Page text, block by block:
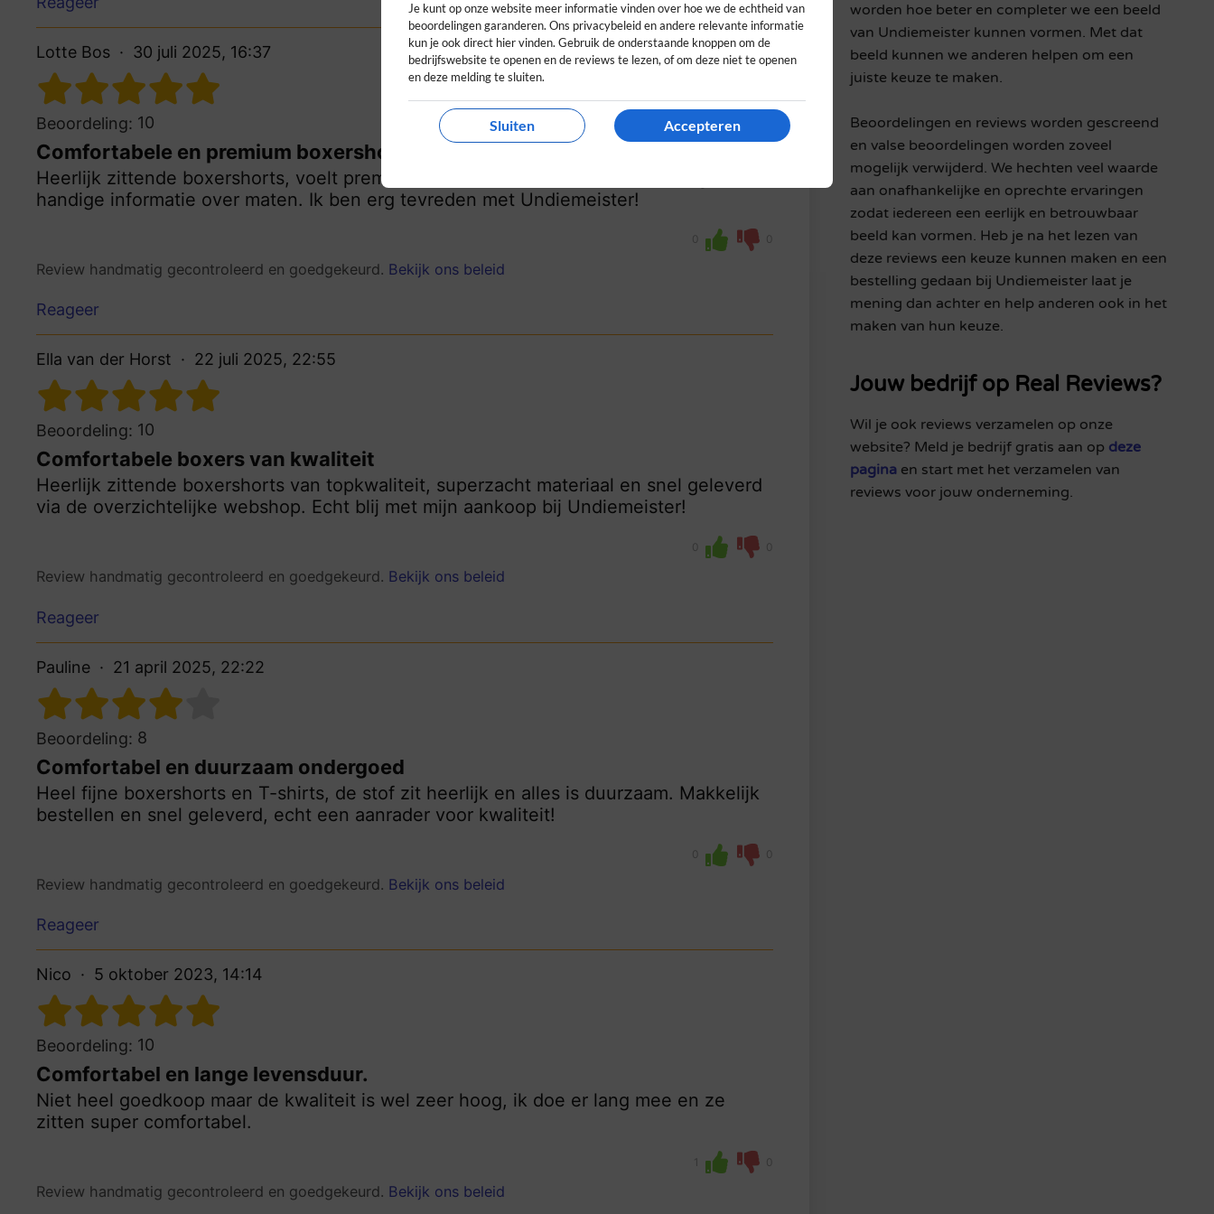
Lotte Bos 30 juli 2025, 16:37
Beoordeling: 10
Comfortabele en premium boxershorts
Heerlijk zittende boxershorts, voelt premium aan en duurzaam. Snelle levering en
handige informatie over maten. Ik ben erg tevreden met Undiemeister!
0 0
Review handmatig gecontroleerd en goedgekeurd. Bekijk ons beleid
Reageer
Ella van der Horst 22 juli 2025, 22:55
Beoordeling: 10
Comfortabele boxers van kwaliteit
Heerlijk zittende boxershorts van topkwaliteit, superzacht materiaal en snel geleverd
via de overzichtelijke webshop. Echt blij met mijn aankoop bij Undiemeister!
0 0
Review handmatig gecontroleerd en goedgekeurd. Bekijk ons beleid
Reageer
Pauline 21 april 2025, 22:22
Beoordeling: 8
Comfortabel en duurzaam ondergoed
Heel fijne boxershorts en T-shirts, de stof zit heerlijk en alles is duurzaam. Makkelijk
bestellen en snel geleverd, echt een aanrader voor kwaliteit!
0 0
Review handmatig gecontroleerd en goedgekeurd. Bekijk ons beleid
Reageer
Nico 5 oktober 2023, 14:14
Beoordeling: 10
Comfortabel en lange levensduur.
Niet heel goedkoop maar de kwaliteit is wel zeer hoog, ik doe er lang mee en ze
zitten super comfortabel.
1 0
Review handmatig gecontroleerd en goedgekeurd. Bekijk ons beleid
worden hoe beter en completer we een beeld
van Undiemeister kunnen vormen. Met dat
beeld kunnen we anderen helpen om een
juiste keuze te maken.
Beoordelingen en reviews worden gescreend
en valse beoordelingen worden zoveel
mogelijk verwijderd. We hechten veel waarde
aan onafhankelijke en oprechte ervaringen
zodat iedereen een eerlijk en betrouwbaar
beeld kan vormen. Heb je na het lezen van
deze reviews een keuze kunnen maken en een
bestelling gedaan bij Undiemeister laat je
mening dan achter en help anderen ook in het
maken van hun keuze.
Jouw bedrijf op Real Reviews?
Wil je ook reviews verzamelen op onze
website? Meld je bedrijf gratis aan op deze
paginaen start met het verzamelen van
reviews voor jouw onderneming.
Je kunt op onze website meer informatie vinden over hoe we de echtheid van
beoordelingen garanderen. Ons privacybeleid en andere relevante informatie
kun je ook direct hier vinden. Gebruik de onderstaande knoppen om de
bedrijfswebsite te openen en de reviews te lezen, of om deze niet te openen
en deze melding te sluiten.
Sluiten Accepteren